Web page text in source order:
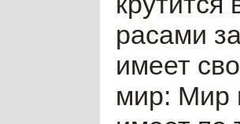
расами
имеет
мир: Мир